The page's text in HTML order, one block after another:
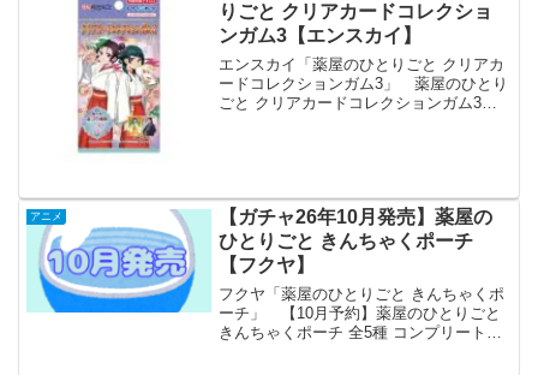
りごと クリアカードコレクショ
ンガム3【エンスカイ】
エンスカイ「薬屋のひとりごと クリアカ
ードコレクションガム3」 薬屋のひとり
ごと クリアカードコレクションガム3
アニメ
【ガチャ26年10月発売】薬屋の
ひとりごと きんちゃくポーチ
【フクヤ】
フクヤ「薬屋のひとりごと きんちゃくポ
ーチ」 【10月予約】薬屋のひとりごと
きんちゃくポーチ 全5種 コンプリートセ